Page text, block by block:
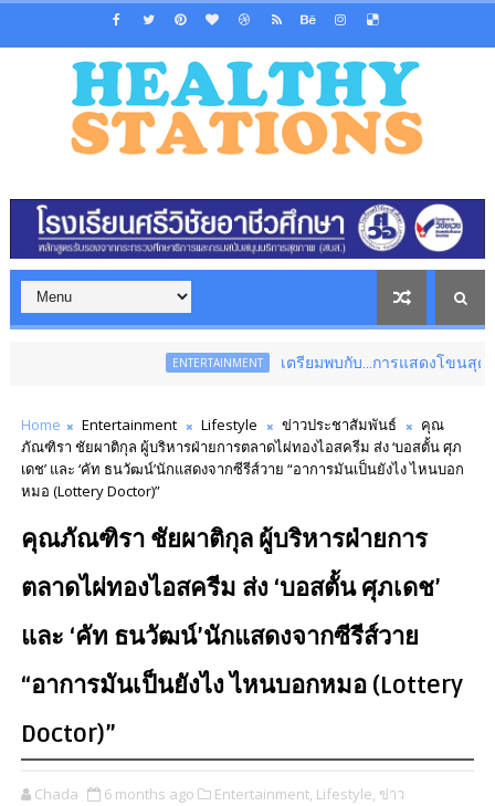
ENTERTAINMENT เตรียมพบกับ...การแสดงโขนสุดยิ่งใหญ่แห่งปี
Home Entertainment Lifestyle ข่าวประชาสัมพันธ์
คุณ
ภัณฑิรา ชัยผาติกุล ผู้บริหารฝ่ายการตลาดไผ่ทองไอสครีม ส่ง ‘บอสตั้น ศุภ
เดช’ และ ‘คัท ธนวัฒน์’นักแสดงจากซีรีส์วาย “อาการมันเป็นยังไง ไหนบอก
หมอ (Lottery Doctor)”
คุณภัณฑิรา ชัยผาติกุล ผู้บริหารฝ่ายการ
ตลาดไผ่ทองไอสครีม ส่ง ‘บอสตั้น ศุภเดช’
และ ‘คัท ธนวัฒน์’นักแสดงจากซีรีส์วาย
“อาการมันเป็นยังไง ไหนบอกหมอ (Lottery
Doctor)”
Chada 6 months ago Entertainment, Lifestyle, ข่าว